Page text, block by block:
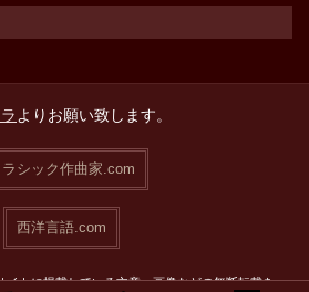
よりお願い致します。
ラシック作曲家.com
西洋言語.com
トに掲載している文章・画像などの無断転載を